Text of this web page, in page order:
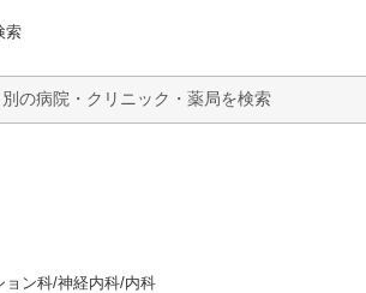
索
検索
ョン科 神経内科 内科